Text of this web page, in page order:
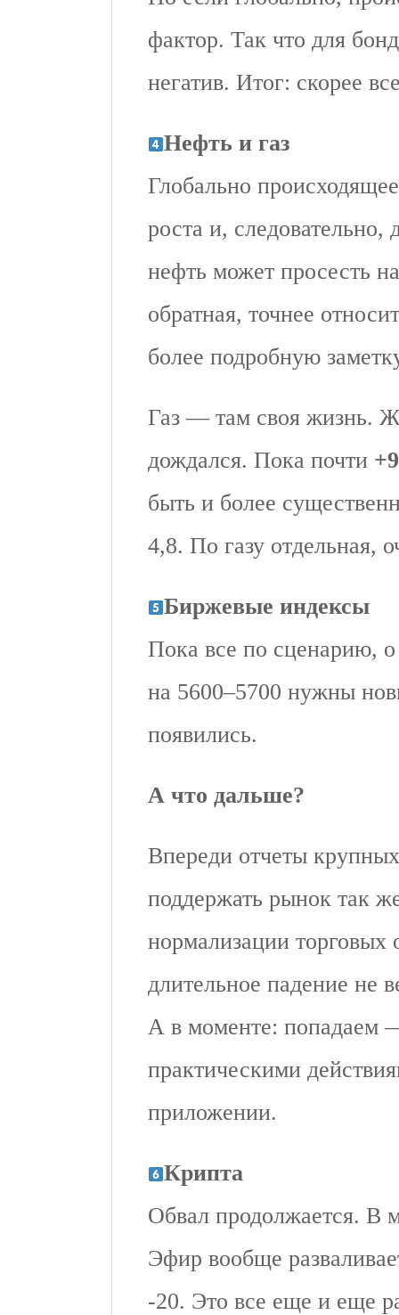
фактор. Так что для
негатив. Итог: скорее
Нефть и газ
Глобально
роста и,
нефть может просесть
обратная, точнее
более подробную
Газ — там своя жизнь.
дождался. Пока почти
быть и более
4,8. По газу отдельная,
Биржевые индексы
Пока все по сценарию,
на 5600–5700 нужны
появились.
А что дальше?
Впереди отчеты
поддержать рынок так
нормализации
длительное падение не
А в моменте: попадаем
практическими
приложении.
Крипта
Обвал продолжается. В
Эфир вообще
-20. Это все еще и еще